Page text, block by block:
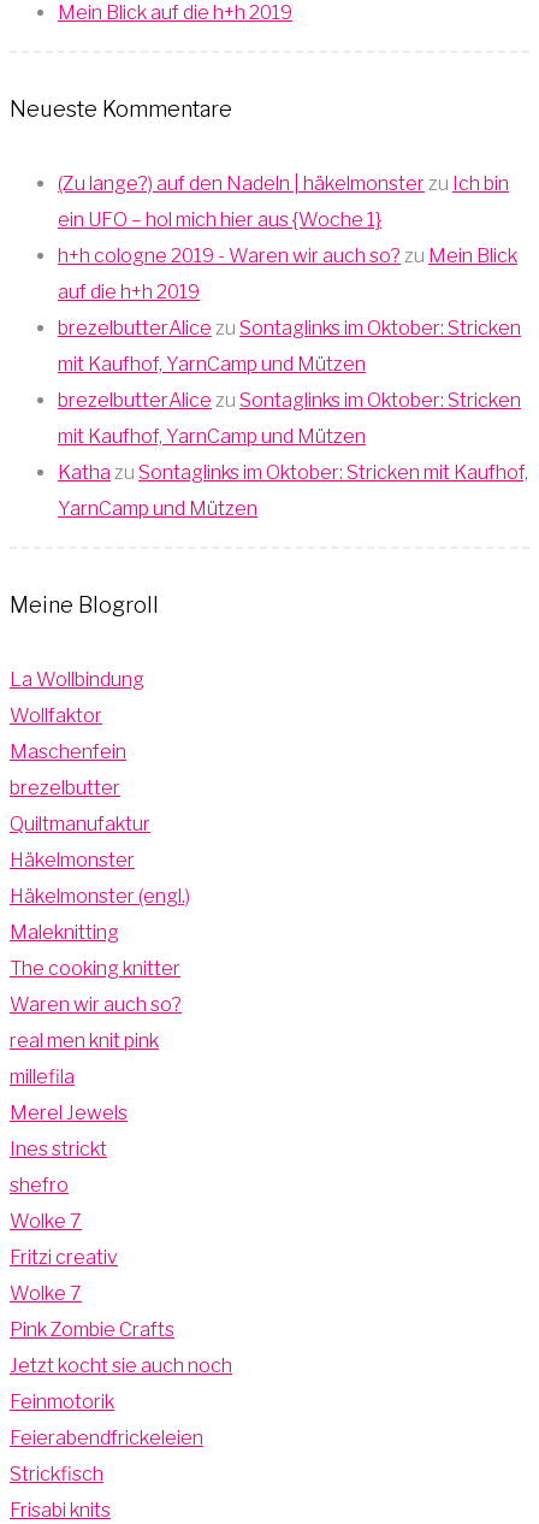
Mein Blick auf die h+h 2019
Neueste Kommentare
(Zu lange?) auf den Nadeln | häkelmonster zu Ich bin
ein UFO – hol mich hier aus {Woche 1}
h+h cologne 2019 - Waren wir auch so? zu Mein Blick
auf die h+h 2019
brezelbutterAlice zu Sontaglinks im Oktober: Stricken
mit Kaufhof, YarnCamp und Mützen
brezelbutterAlice zu Sontaglinks im Oktober: Stricken
mit Kaufhof, YarnCamp und Mützen
Katha zu Sontaglinks im Oktober: Stricken mit Kaufhof,
YarnCamp und Mützen
Meine Blogroll
La Wollbindung
Wollfaktor
Maschenfein
brezelbutter
Quiltmanufaktur
Häkelmonster
Häkelmonster (engl.)
Maleknitting
The cooking knitter
Waren wir auch so?
real men knit pink
millefila
Merel Jewels
Ines strickt
shefro
Wolke 7
Fritzi creativ
Wolke 7
Pink Zombie Crafts
Jetzt kocht sie auch noch
Feinmotorik
Feierabendfrickeleien
Strickfisch
Frisabi knits